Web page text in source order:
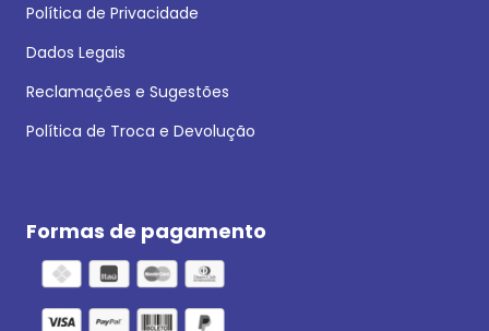
Política de Privacidade
Dados Legais
Reclamações e Sugestões
Política de Troca e Devolução
Formas de pagamento